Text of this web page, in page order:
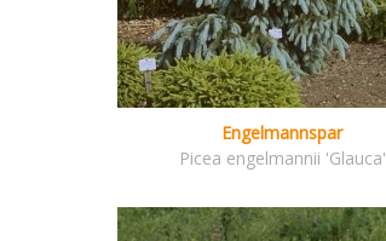
Engelmannspar
Picea engelmannii 'Glauca'